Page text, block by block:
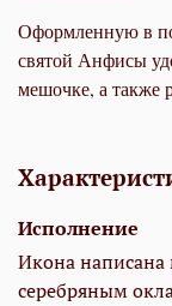
Оформленную в
святой Анфисы
мешочке, а также
Исполнение
Икона написана
серебряным